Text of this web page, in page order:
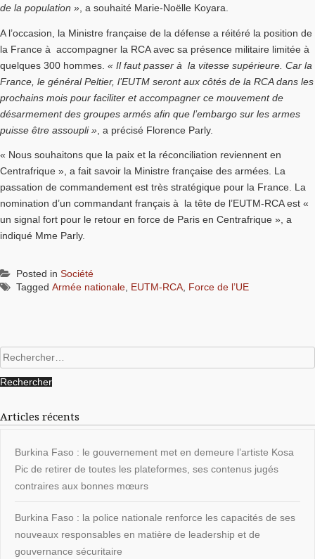
de la population » , a souhaité Marie-Noëlle Koyara.
A l’occasion, la Ministre française de la défense a réitéré la position de
la France à accompagner la RCA avec sa présence militaire limitée à
quelques 300 hommes. « Il faut passer à la vitesse supérieure. Car la
France, le général Peltier, l’EUTM seront aux côtés de la RCA dans les
prochains mois pour faciliter et accompagner ce mouvement de
désarmement des groupes armés afin que l’embargo sur les armes
puisse être assoupli » , a précisé Florence Parly.
« Nous souhaitons que la paix et la réconciliation reviennent en
Centrafrique », a fait savoir la Ministre française des armées. La
passation de commandement est très stratégique pour la France. La
nomination d’un commandant français à la tête de l’EUTM-RCA est «
un signal fort pour le retour en force de Paris en Centrafrique », a
indiqué Mme Parly.
Posted in Société
Tagged Armée nationale EUTM-RCA Force de l’UE
Rechercher :
Articles récents
Burkina Faso : le gouvernement met en demeure l’artiste Kosa
Pic de retirer de toutes les plateformes, ses contenus jugés
contraires aux bonnes mœurs
Burkina Faso : la police nationale renforce les capacités de ses
nouveaux responsables en matière de leadership et de
gouvernance sécuritaire